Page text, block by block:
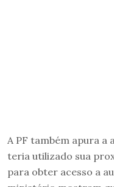
A PF também apura a
teria utilizado sua
para obter acesso a